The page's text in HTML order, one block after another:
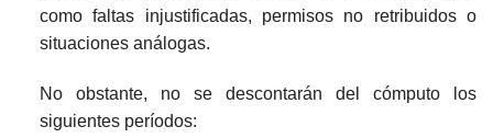
como faltas injustificadas, permisos no retribuidos o
situaciones análogas.
No obstante, no se descontarán del cómputo los
siguientes períodos: